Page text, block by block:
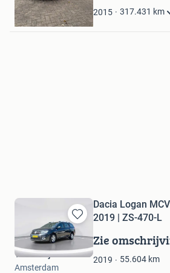
2015 317.431 km
Marcel
Rotterdam
Bewaren
in
Mijn
Favorieten
Dacia Logan
2019 | ZS-470-L
Zie
2019 55.604 km
Troostwijk Auctions
Amsterdam